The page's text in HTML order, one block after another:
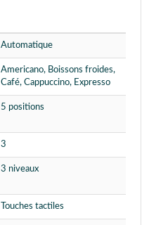
Automatique
Americano, Boissons froides,
Café, Cappuccino, Expresso
5 positions
3
3 niveaux
Touches tactiles